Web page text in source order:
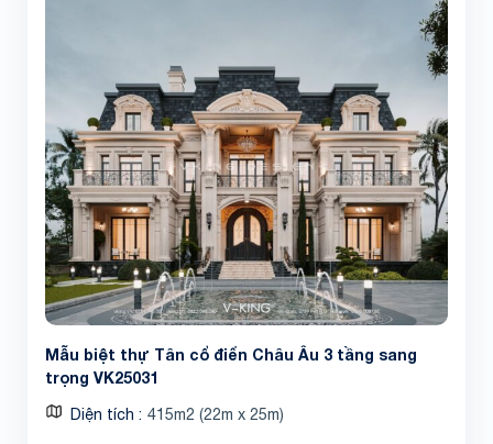
Mẫu biệt thự Tân cổ điển Châu Âu 3 tầng sang
trọng VK25031
Diện tích 415m2 (22m x 25m)